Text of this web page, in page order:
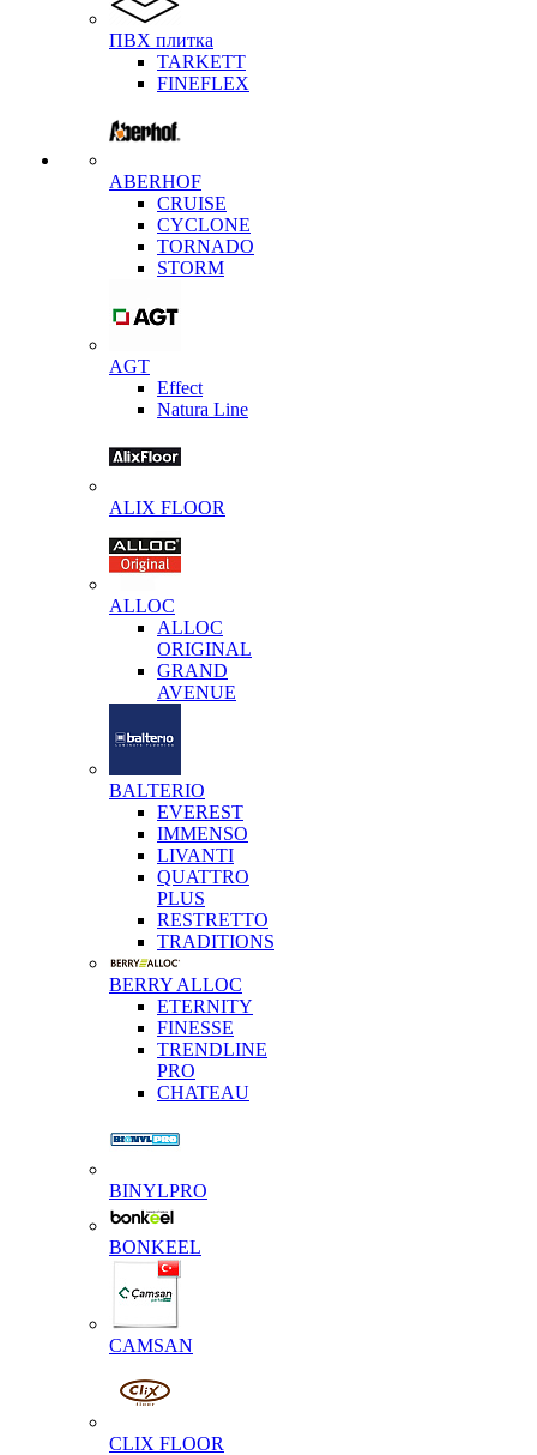
ПВХ плитка
TARKETT
FINEFLEX
ABERHOF
CRUISE
CYCLONE
TORNADO
STORM
AGT
Effect
Natura Line
ALIX FLOOR
ALLOC
ALLOC
ORIGINAL
GRAND
AVENUE
BALTERIO
EVEREST
IMMENSO
LIVANTI
QUATTRO
PLUS
RESTRETTO
TRADITIONS
BERRY ALLOC
ETERNITY
FINESSE
TRENDLINE
PRO
CHATEAU
BINYLPRO
BONKEEL
CAMSAN
CLIX FLOOR